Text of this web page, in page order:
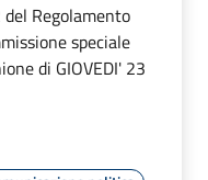
Regolamento
speciale
di GIOVEDI' 23